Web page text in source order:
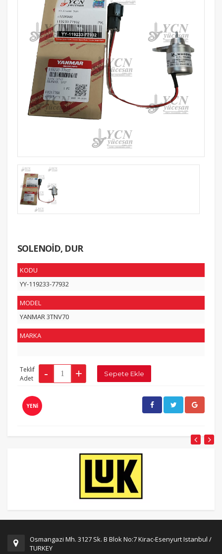
SOLENOİD, DUR
KODU
YY-119233-77932
MODEL
YANMAR 3TNV70
MARKA
Teklif
Adet
YENİ
Osmangazi Mh. 3127 Sk. B Blok No:7 Kirac-Esenyurt Istanbul /
TURKEY